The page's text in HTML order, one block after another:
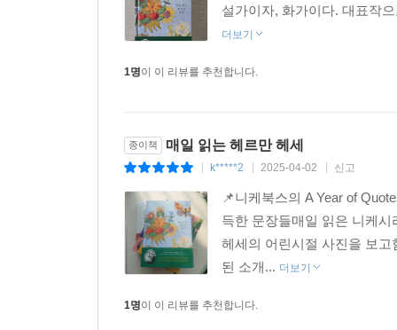
설가이자, 화가이다. 대표작
더보기
1명이 이 리뷰를 추천합니다.
종이책 매일 읽는 헤르만 헤세
k*****2 2025-04-02 신고
📌니케북스의 A Year of
득한 문장들매일 읽은 니케
헤세의 어린시절 사진을 보
된 소개... 더보기
1명이 이 리뷰를 추천합니다.